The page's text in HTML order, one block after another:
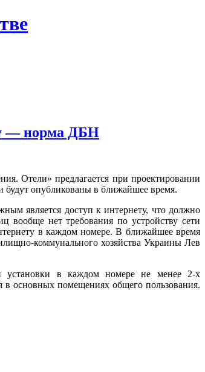
— норма ДБН
Отели» предлагается при проектировании
опубликованы в ближайшее время.
является доступ к интернету, что должно
вообще нет требования по устройству сети
в каждом номере. В ближайшее время
коммунального хозяйства Украины Лев
установки в каждом номере не менее 2-х
в основных помещениях общего пользования.